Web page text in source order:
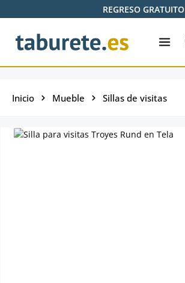
Saltar al contenido principalREGRESO GRATUITO
Inicio Mueble Sillas de visitas